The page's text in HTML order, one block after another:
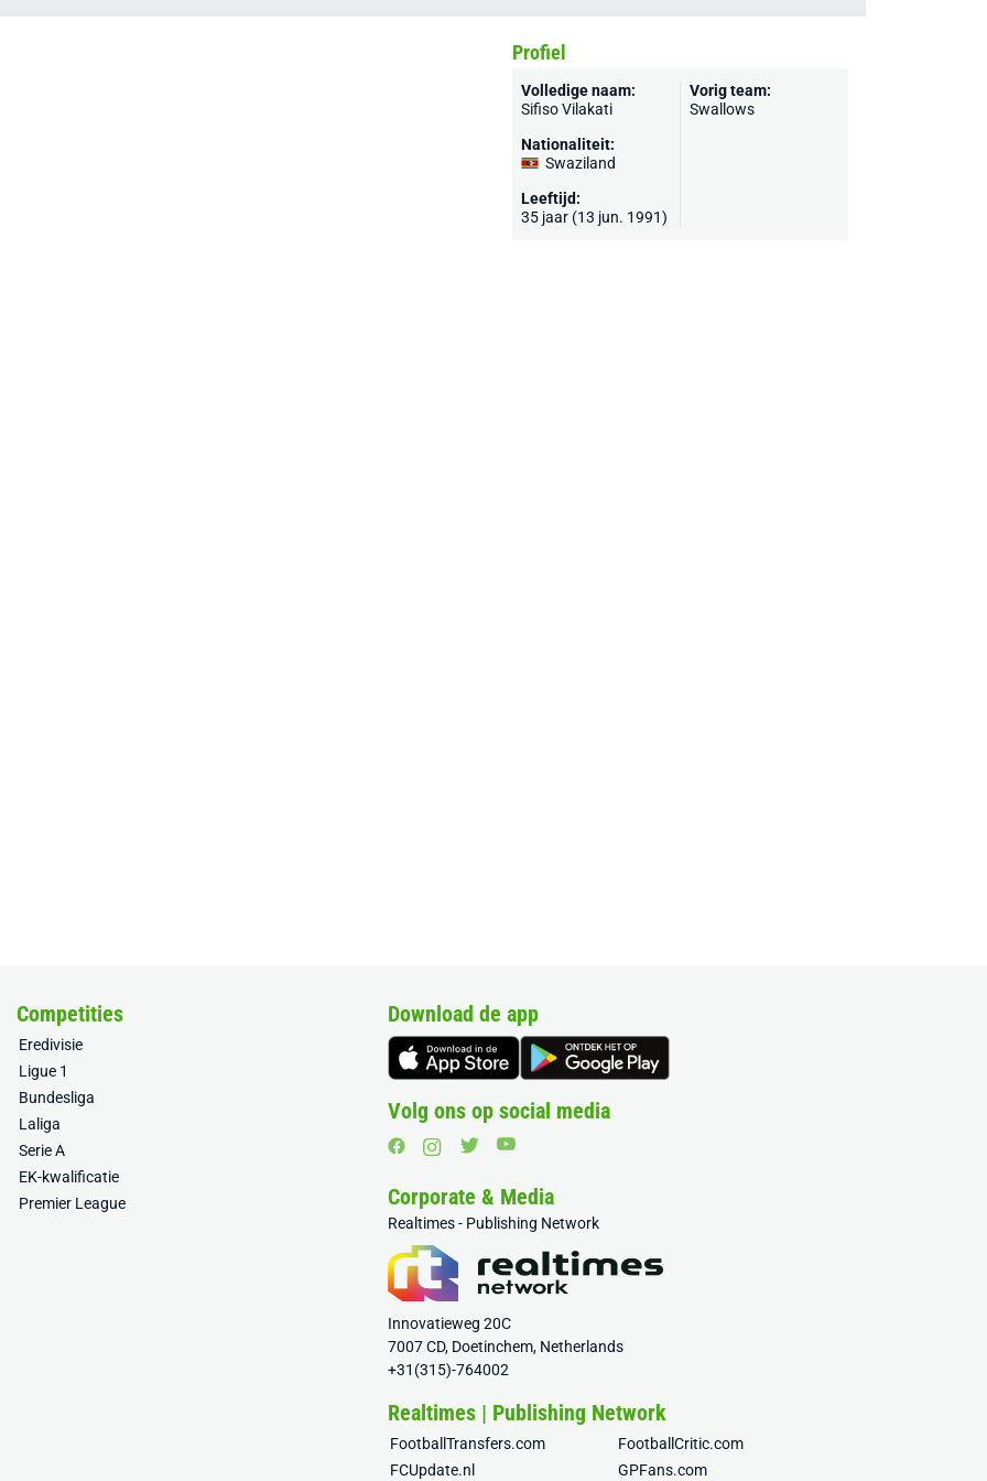
Profiel
Volledige naam:
Sifiso Vilakati
Nationaliteit:
Swaziland
Leeftijd:
35 jaar (13 jun. 1991)
Vorig team:
Swallows
Competities
Eredivisie
Ligue 1
Bundesliga
Laliga
Serie A
EK-kwalificatie
Premier League
Download de app
Volg ons op social media
Corporate & Media
Realtimes - Publishing Network
Innovatieweg 20C
7007 CD, Doetinchem, Netherlands
+31(315)-764002
Realtimes | Publishing Network
FootballTransfers.com
FootballCritic.com
FCUpdate.nl
GPFans.com